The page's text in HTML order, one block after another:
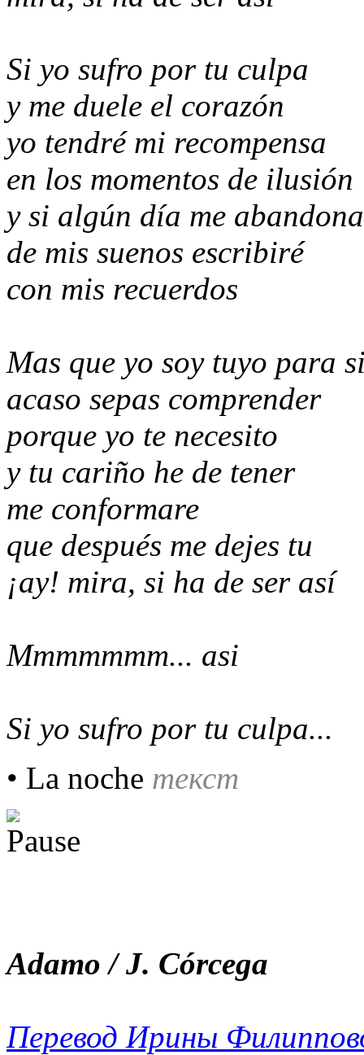
Si yo sufro por tu culpa
y me duele el corazón
yo tendré mi recompensa
en los momentos de ilusión
y si algún día me
de mis suenos escribiré
con mis recuerdos
Mas que yo soy tuyo para
acaso sepas comprender
porque yo te necesito
y tu cariño he de tener
me conformare
que después me dejes tu
¡ay! mira, si ha de ser así
Mmmmmmm... asi
Si yo sufro por tu culpa...
• La noche текст
Adamo / J. Córcega
Перевод Ирины